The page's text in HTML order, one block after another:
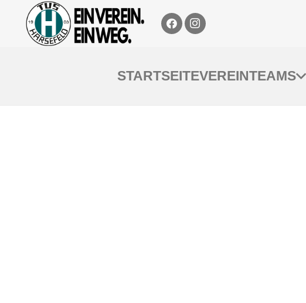
STARTSEITEVEREINTEAMS